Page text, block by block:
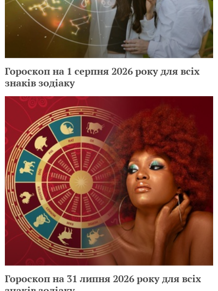
Гороскоп на 1 серпня 2026 року для всіх
знаків зодіаку
Гороскоп на 31 липня 2026 року для всіх